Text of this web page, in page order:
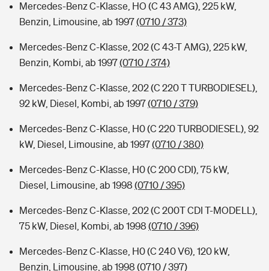
Mercedes-Benz C-Klasse, HO (C 43 AMG), 225 kW,
Benzin, Limousine, ab 1997(0710 / 373)
Mercedes-Benz C-Klasse, 202 (C 43-T AMG), 225 kW,
Benzin, Kombi, ab 1997(0710 / 374)
Mercedes-Benz C-Klasse, 202 (C 220 T TURBODIESEL),
92 kW, Diesel, Kombi, ab 1997(0710 / 379)
Mercedes-Benz C-Klasse, H0 (C 220 TURBODIESEL), 92
kW, Diesel, Limousine, ab 1997(0710 / 380)
Mercedes-Benz C-Klasse, H0 (C 200 CDI), 75 kW,
Diesel, Limousine, ab 1998 (0710 / 395)
Mercedes-Benz C-Klasse, 202 (C 200T CDI T-MODELL),
75 kW, Diesel, Kombi, ab 1998 (0710 / 396)
Mercedes-Benz C-Klasse, H0 (C 240 V6), 120 kW,
Benzin, Limousine, ab 1998 (0710 / 397)